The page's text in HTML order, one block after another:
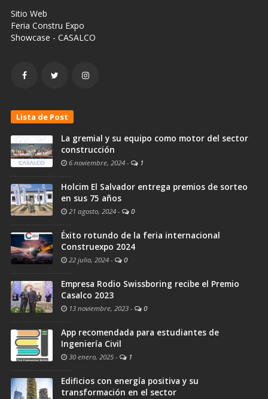
Sitio Web
Feria Constru Expo
Showcase - CASALCO
Lista de Post
La gremial y su equipo como motor del sector
construcción
6 noviembre, 2024 - 1
Holcim El Salvador entrega premios de sorteo
en sus 75 años
21 agosto, 2024 - 0
Éxito rotundo de la feria internacional
Construexpo 2024
22 julio, 2024 - 0
Empresa Rodio Swissboring recibe el Premio
Casalco 2023
13 noviembre, 2023 - 0
App recomendada para estudiantes de
Ingeniería Civil
30 enero, 2025 - 1
Edificios con energía positiva y su
transformación en el sector